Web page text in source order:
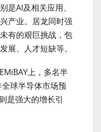
是AI及相关应用、
产业。居龙同时强
有的艰巨挑战，包
展、人才短缺等。
上，多名半
球半导体市场预
是强大的增长引